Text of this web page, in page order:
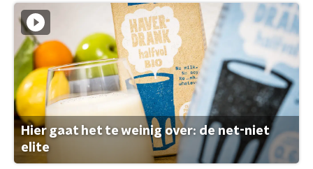
Hier gaat het te weinig over: de net-niet
elite